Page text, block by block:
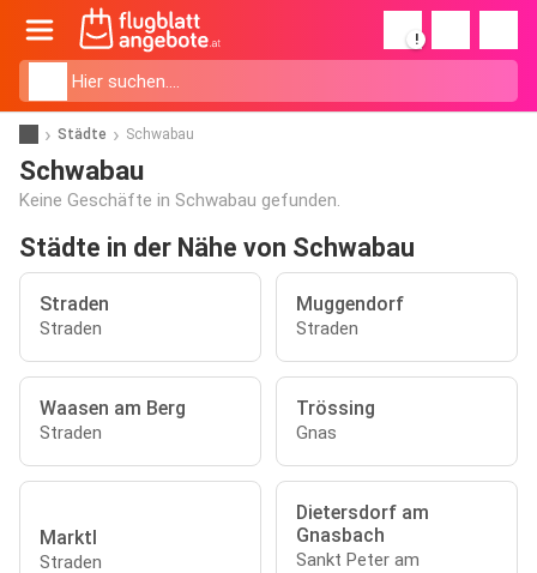
!
Städte Schwabau
Schwabau
Keine Geschäfte in Schwabau gefunden.
Städte in der Nähe von Schwabau
Straden
Straden
Muggendorf
Straden
Waasen am Berg
Straden
Trössing
Gnas
Marktl
Straden
Dietersdorf am
Gnasbach
Sankt Peter am